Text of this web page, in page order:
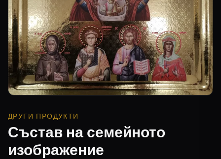
ДРУГИ ПРОДУКТИ
Състав на семейното
изображение